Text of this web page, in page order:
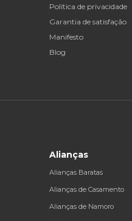
Política de privacidade
Garantia de satisfação
Manifesto
Blog
Alianças
Alianças Baratas
Alianças de Casamento
Alianças de Namoro